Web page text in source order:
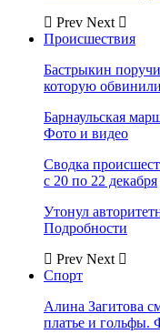
Prev Next
Происшествия
Бастрыкин
которую
Барнаульская
Фото и видео
Сводка
с 20 по 22 декабря
Утонул
Подробности
Prev Next
Спорт
Алина Загитова
платье и гольфы.